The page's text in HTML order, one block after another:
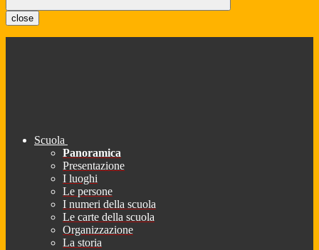
close
Scuola
Panoramica
Presentazione
I luoghi
Le persone
I numeri della scuola
Le carte della scuola
Organizzazione
La storia